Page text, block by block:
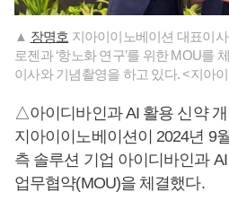
▲ 장명호 지아이이노베이션 대표이
로젠과 ‘항노화 연구’를 위한 MOU를
이사와 기념촬영을 하고 있다. <지아
△아이디바인과 AI 활용 신약
지아이이노베이션이 2024년 9
측 솔루션 기업 아이디바인과
업무협약(MOU)을 체결했다.